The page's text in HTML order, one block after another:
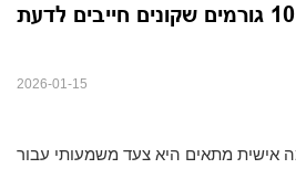
10 גורמים שקונים חייבים לדעת
2026-01-15
אישית מתאים היא צעד משמעותי עבור